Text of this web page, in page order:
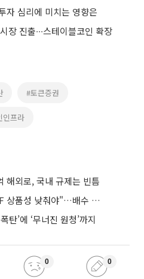
자 심리에 미치는 영향은
진출∙∙∙스테이블코인 확장
#토큰증권
인프라
해외로, 국내 규제는 빈틈
與 "단일종목 레버리지 ETF 상품성 낮춰야"…배수 조정안도 거론
탄’에 ‘무너진 원청’까지
0 0